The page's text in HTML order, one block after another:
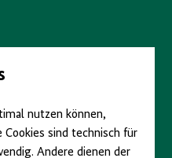
nutzen können,
Cookies sind technisch für
Andere dienen der